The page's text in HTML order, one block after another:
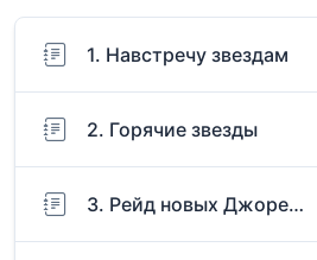
1. Навстречу звездам
2. Горячие звезды
3. Рейд новых Джоре…